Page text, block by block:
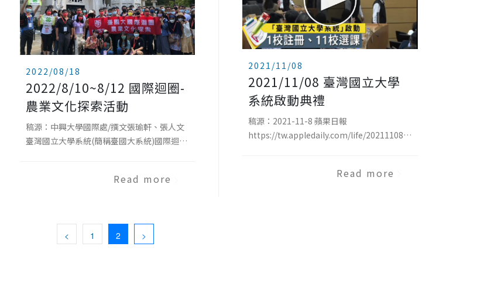
2022/08/18
2022/8/10~8/12 國際迴圈-
農業文化探索活動
稿源：中興大學國際處/撰文張瑜軒、張人文
臺灣國立大學系統(簡稱臺國大系統)國際迴圈
其中包含45位國際學生，活動於8月12日圓滿
才培育之連結。國際迴圈計畫以認識臺灣、
發揚台灣精神為中心理念，培養本地生國際
Read more
2021/11/08
2021/11/08 臺灣國立大學
系統啟動典禮
稿源：2021-11-8 蘋果日報
https://tw.appledaily.com/life/20211108/
System of Taiwan，簡稱NUST）」，於 今
Read more
< 1 2 >